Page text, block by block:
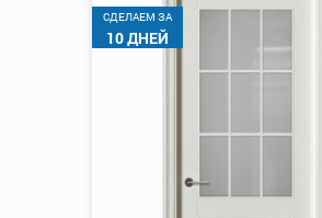
CДЕЛАЕМ ЗА
10 ДНЕЙ